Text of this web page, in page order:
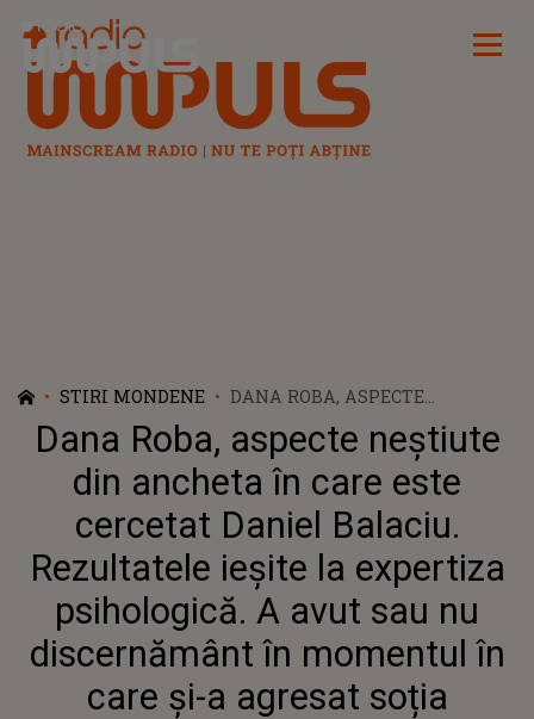
Radio Impuls
STIRI MONDENE
DANA ROBA, ASPECTE
NEȘTIUTE DIN ANCHETA ÎN
CARE ESTE CERCETAT DANIEL
BALACIU. REZULTATELE IEȘITE
LA EXPERTIZA PSIHOLOGICĂ. A
AVUT SAU NU DISCERNĂMÂNT
AGRESAT SOȚIA
Dana Roba, aspecte neștiute
din ancheta în care este
cercetat Daniel Balaciu.
Rezultatele ieșite la expertiza
psihologică. A avut sau nu
discernământ în momentul în
care și-a agresat soția